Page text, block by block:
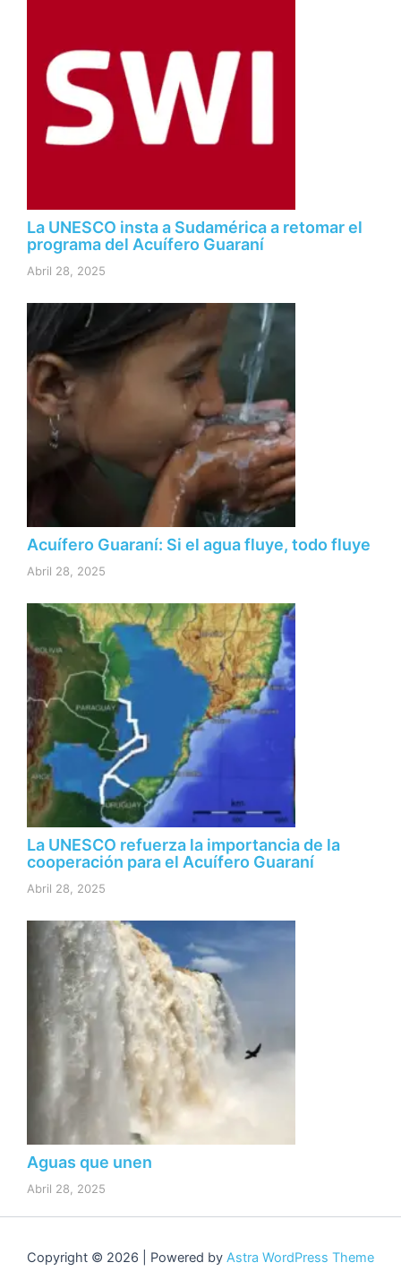
La UNESCO insta a Sudamérica a retomar el
programa del Acuífero Guaraní
Abril 28, 2025
Acuífero Guaraní: Si el agua fluye, todo fluye
Abril 28, 2025
La UNESCO refuerza la importancia de la
cooperación para el Acuífero Guaraní
Abril 28, 2025
Aguas que unen
Abril 28, 2025
Copyright © 2026 | Powered by Astra WordPress Theme